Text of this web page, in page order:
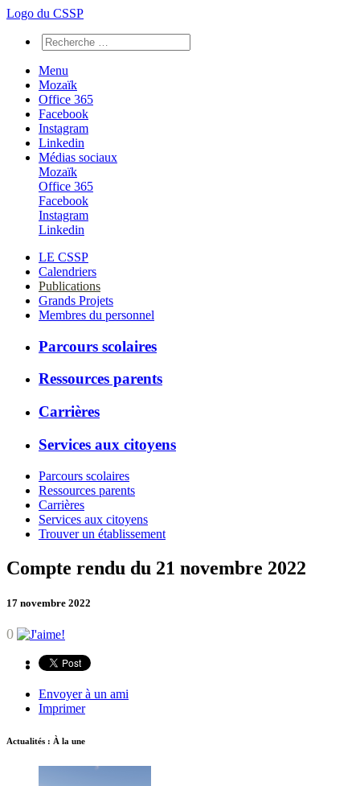
Logo du CSSP
Menu
Mozaïk
Office 365
Facebook
Instagram
Linkedin
Médias sociaux
Mozaïk
Office 365
Facebook
Instagram
Linkedin
LE CSSP
Calendriers
Publications
Grands Projets
Membres du personnel
Parcours scolaires
Ressources parents
Carrières
Services aux citoyens
Parcours scolaires
Ressources parents
Carrières
Services aux citoyens
Trouver un établissement
Compte rendu du 21 novembre 2022
17 novembre 2022
0
Envoyer à un ami
Imprimer
Actualités : À la une